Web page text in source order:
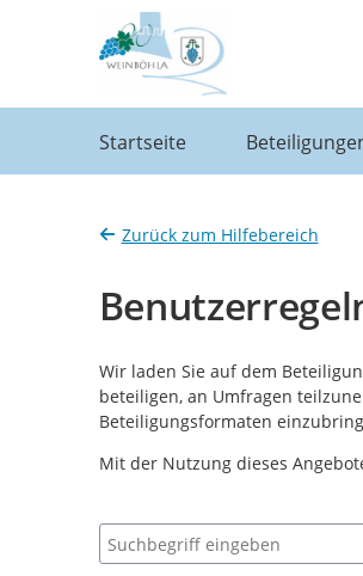
Startseite
Zurück zum Hilfebereich
Wir laden Sie auf dem
beteiligen, an Umfragen
Beteiligungsformaten
Mit der Nutzung dieses
Suchbegriff eingeben